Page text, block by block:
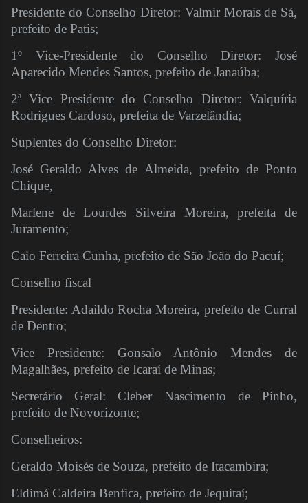
Presidente do Conselho Diretor: Valmir Morais de Sá,
prefeito de Patis;
1º Vice-Presidente do Conselho Diretor: José
Aparecido Mendes Santos, prefeito de Janaúba;
2ª Vice Presidente do Conselho Diretor: Valquíria
Rodrigues Cardoso, prefeita de Varzelândia;
Suplentes do Conselho Diretor:
José Geraldo Alves de Almeida, prefeito de Ponto
Chique,
Marlene de Lourdes Silveira Moreira, prefeita de
Juramento;
Caio Ferreira Cunha, prefeito de São João do Pacuí;
Conselho fiscal
Presidente: Adaildo Rocha Moreira, prefeito de Curral
de Dentro;
Vice Presidente: Gonsalo Antônio Mendes de
Magalhães, prefeito de Icaraí de Minas;
Secretário Geral: Cleber Nascimento de Pinho,
prefeito de Novorizonte;
Conselheiros:
Geraldo Moisés de Souza, prefeito de Itacambira;
Eldimá Caldeira Benfica, prefeito de Jequitaí;